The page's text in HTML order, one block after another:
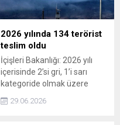
babayiğidin harcı değildir. Bu
başarı, ülkemizin ve
milletimizin başarısıdır. Ben
buradan afetzede
sözümüzü yeniliyorum.
Deprem...
2026 yılında 134 terörist
teslim oldu
İçişleri Bakanlığı: 2026 yılı
içerisinde 2’si gri, 1’i sarı
kategoride olmak üzere
mensubunun güvenlik
29.06.2026